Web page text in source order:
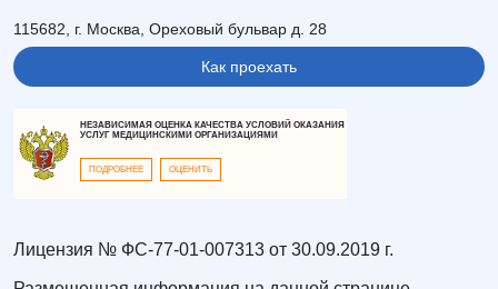
115682, г. Москва, Ореховый бульвар д. 28
Как проехать
НЕЗАВИСИМАЯ ОЦЕНКА КАЧЕСТВА УСЛОВИЙ ОКАЗАНИЯ
УСЛУГ МЕДИЦИНСКИМИ ОРГАНИЗАЦИЯМИ
ПОДРОБНЕЕ ОЦЕНИТЬ
Лицензия № ФС-77-01-007313 от 30.09.2019 г.